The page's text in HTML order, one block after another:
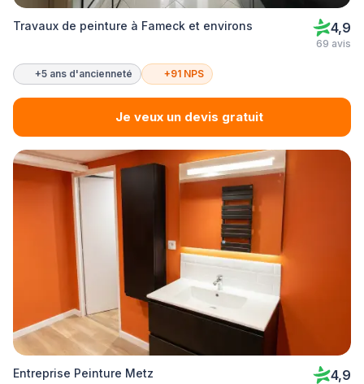
Travaux de peinture à Fameck et environs 4,9
69 avis
+5 ans d'ancienneté +91 NPS
Je veux un devis gratuit
Entreprise Peinture Metz 4,9